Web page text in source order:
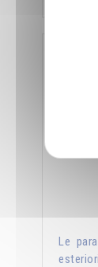
Le